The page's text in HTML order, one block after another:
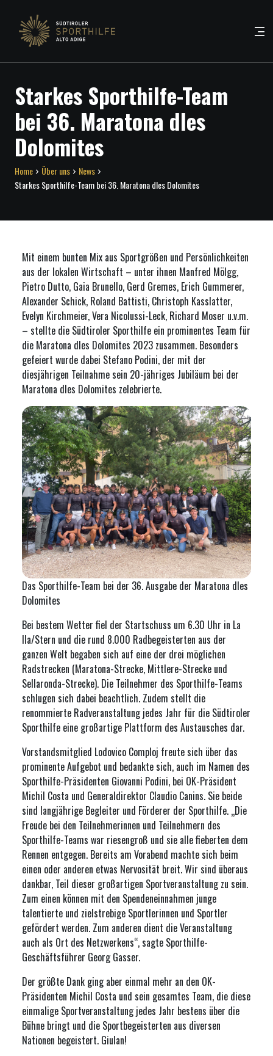
Starkes Sporthilfe-Team
bei 36. Maratona dles
Dolomites
Home Über uns
News
Starkes Sporthilfe-Team bei 36. Maratona dles Dolomites
Mit einem bunten Mix aus Sportgrößen und Persönlichkeiten
aus der lokalen Wirtschaft – unter ihnen Manfred Mölgg,
Pietro Dutto, Gaia Brunello, Gerd Gremes, Erich Gummerer,
Alexander Schick, Roland Battisti, Christoph Kasslatter,
Evelyn Kirchmeier, Vera Nicolussi-Leck, Richard Moser u.v.m.
– stellte die Südtiroler Sporthilfe ein prominentes Team für
die Maratona dles Dolomites 2023 zusammen. Besonders
gefeiert wurde dabei Stefano Podini, der mit der
diesjährigen Teilnahme sein 20-jähriges Jubiläum bei der
Maratona dles Dolomites zelebrierte.
Das Sporthilfe-Team bei der 36. Ausgabe der Maratona dles
Dolomites
Bei bestem Wetter fiel der Startschuss um 6.30 Uhr in La
Ila/Stern und die rund 8.000 Radbegeisterten aus der
ganzen Welt begaben sich auf eine der drei möglichen
Radstrecken (Maratona-Strecke, Mittlere-Strecke und
Sellaronda-Strecke). Die Teilnehmer des Sporthilfe-Teams
schlugen sich dabei beachtlich. Zudem stellt die
renommierte Radveranstaltung jedes Jahr für die Südtiroler
Sporthilfe eine großartige Plattform des Austausches dar.
Vorstandsmitglied Lodovico Comploj freute sich über das
prominente Aufgebot und bedankte sich, auch im Namen des
Sporthilfe-Präsidenten Giovanni Podini, bei OK-Präsident
Michil Costa und Generaldirektor Claudio Canins. Sie beide
sind langjährige Begleiter und Förderer der Sporthilfe. „Die
Freude bei den Teilnehmerinnen und Teilnehmern des
Sporthilfe-Teams war riesengroß und sie alle fieberten dem
Rennen entgegen. Bereits am Vorabend machte sich beim
einen oder anderen etwas Nervosität breit. Wir sind überaus
dankbar, Teil dieser großartigen Sportveranstaltung zu sein.
Zum einen können mit den Spendeneinnahmen junge
talentierte und zielstrebige Sportlerinnen und Sportler
gefördert werden. Zum anderen dient die Veranstaltung
auch als Ort des Netzwerkens“, sagte Sporthilfe-
Geschäftsführer Georg Gasser.
Der größte Dank ging aber einmal mehr an den OK-
Präsidenten Michil Costa und sein gesamtes Team, die diese
einmalige Sportveranstaltung jedes Jahr bestens über die
Bühne bringt und die Sportbegeisterten aus diversen
Nationen begeistert. Giulan!